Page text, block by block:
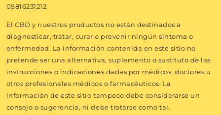
09816231212
El CBD y nuestros productos no están destinados a
diagnosticar, tratar, curar o prevenir ningún síntoma o
enfermedad. La información contenida en este sitio no
pretende ser una alternativa, suplemento o sustituto de las
instrucciones o indicaciones dadas por médicos, doctores u
otros profesionales médicos o farmacéuticos. La
información de este sitio tampoco debe considerarse un
consejo o sugerencia, ni debe tratarse como tal.